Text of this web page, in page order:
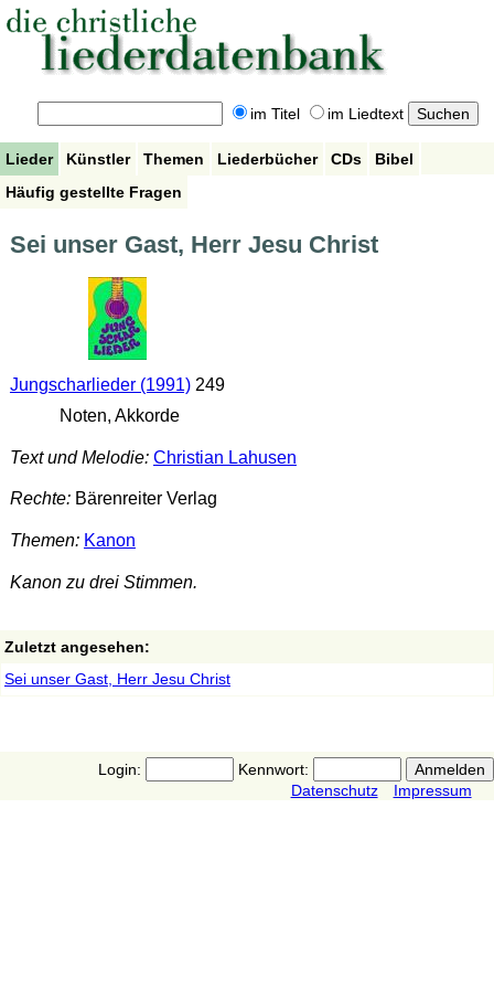
im Titel im Liedtext
Lieder Künstler Themen Liederbücher CDs
Bibel
Häufig gestellte Fragen
Sei unser Gast, Herr Jesu Christ
Jungscharlieder (1991)249
Noten, Akkorde
Text und Melodie: Christian Lahusen
Rechte:Bärenreiter Verlag
Themen: Kanon
Kanon zu drei Stimmen.
Zuletzt angesehen:
Sei unser Gast, Herr Jesu Christ
Login:
Kennwort:
Datenschutz
Impressum